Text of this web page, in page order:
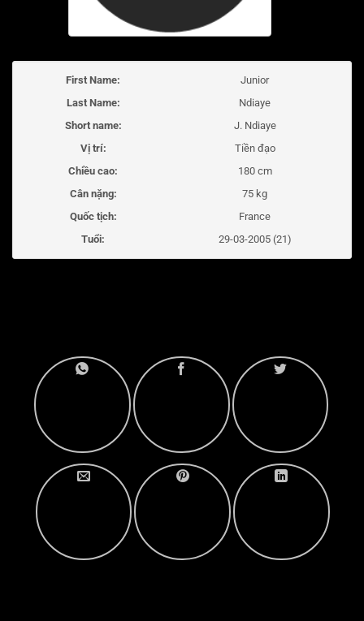
First Name:
Junior
Last Name:
Ndiaye
Short name:
J. Ndiaye
Vị trí:
Tiền đạo
Chiều cao:
180 cm
Cân nặng:
75 kg
Quốc tịch:
France
Tuổi:
29-03-2005 (21)